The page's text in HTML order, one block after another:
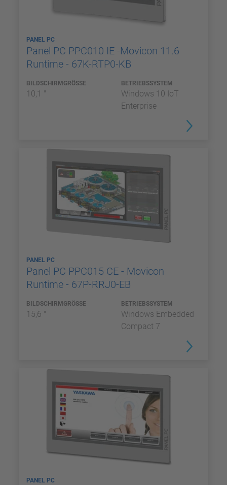
PANEL PC
Panel PC PPC010 IE -Movicon 11.6
Runtime - 67K-RTP0-KB
BILDSCHIRMGRÖSSE
10,1 "
BETRIEBSSYSTEM
Windows 10 IoT
Enterprise
PANEL PC
Panel PC PPC015 CE - Movicon
Runtime - 67P-RRJ0-EB
BILDSCHIRMGRÖSSE
15,6 "
BETRIEBSSYSTEM
Windows Embedded
Compact 7
PANEL PC